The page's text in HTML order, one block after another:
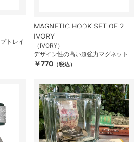
トレイ
MAGNETIC HOOK SET OF 2
IVORY
（IVORY）
デザイン性の高い超強力マグネット
￥770 （税込）